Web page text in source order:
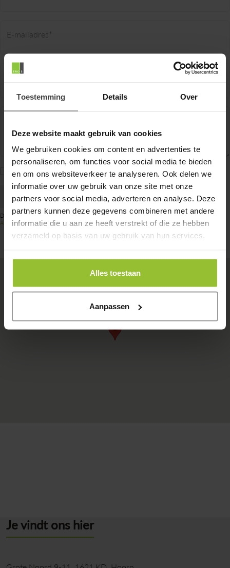
Toestemming Details Over
Deze website maakt gebruik van cookies
We gebruiken cookies om content en advertenties te
personaliseren, om functies voor social media te bieden
en om ons websiteverkeer te analyseren. Ook delen we
informatie over uw gebruik van onze site met onze
partners voor social media, adverteren en analyse. Deze
partners kunnen deze gegevens combineren met andere
informatie die u aan ze heeft verstrekt of die ze hebben
verzameld op basis van uw gebruik van hun services.
Alles toestaan
Aanpassen
E-mailadres*
Telefoonnummer
Ik ga akkoord met hetprivacy statement
Versturen
Deze site wordt beveiligd door reCAPTCHA. Hierop zijn de Google Privacy Policy en
Algemene voorwaardenvan toepassing.
Je vindt ons hier